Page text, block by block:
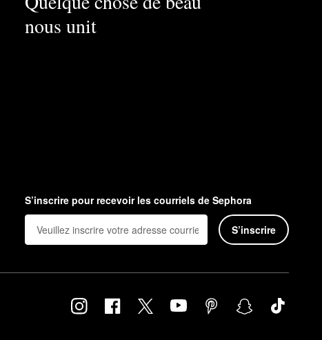
nous unit
S’inscrire pour recevoir les courriels de Sephora
S’inscrire